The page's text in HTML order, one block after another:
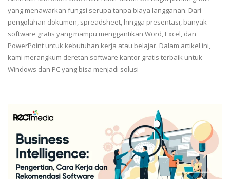
yang menawarkan fungsi serupa tanpa biaya langganan. Dari
pengolahan dokumen, spreadsheet, hingga presentasi, banyak
software gratis yang mampu menggantikan Word, Excel, dan
PowerPoint untuk kebutuhan kerja atau belajar. Dalam artikel ini,
kami merangkum deretan software kantor gratis terbaik untuk
Windows dan PC yang bisa menjadi solusi